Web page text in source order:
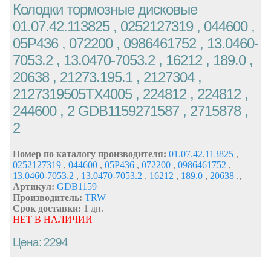
Колодки тормозные дисковые
01.07.42.113825 , 0252127319 , 044600 ,
05P436 , 072200 , 0986461752 , 13.0460-
7053.2 , 13.0470-7053.2 , 16212 , 189.0 ,
20638 , 21273.195.1 , 2127304 ,
2127319505TX4005 , 224812 , 224812 ,
244600 , 2 GDB1159271587 , 2715878 ,
2
Номер по каталогу производителя: 01.07.42.113825 ,
0252127319 , 044600 , 05P436 , 072200 , 0986461752 ,
13.0460-7053.2 , 13.0470-7053.2 , 16212 , 189.0 , 20638 ,,
Артикул: GDB1159
Производитель: TRW
Срок доставки: 1 дн.
НЕТ В НАЛИЧИИ
Цена: 2294